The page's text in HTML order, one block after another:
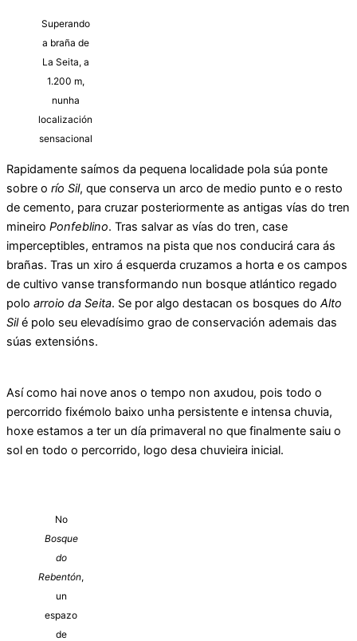
Superando
a braña de
La Seita, a
1.200 m,
nunha
localización
sensacional
Rapidamente saímos da pequena localidade pola súa ponte
sobre o río Sil, que conserva un arco de medio punto e o resto
de cemento, para cruzar posteriormente as antigas vías do tren
mineiro Ponfeblino. Tras salvar as vías do tren, case
imperceptibles, entramos na pista que nos conducirá cara ás
brañas. Tras un xiro á esquerda cruzamos a horta e os campos
de cultivo vanse transformando nun bosque atlántico regado
polo arroio da Seita. Se por algo destacan os bosques do Alto
Silé polo seu elevadísimo grao de conservación ademais das
súas extensións.
Así como hai nove anos o tempo non axudou, pois todo o
percorrido fixémolo baixo unha persistente e intensa chuvia,
hoxe estamos a ter un día primaveral no que finalmente saiu o
sol en todo o percorrido, logo desa chuvieira inicial.
No
Bosque
do
Rebentón,
un
espazo
de